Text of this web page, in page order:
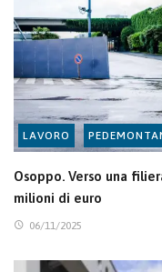
LAVORO
Osoppo. Verso una
milioni di euro
06/11/2025